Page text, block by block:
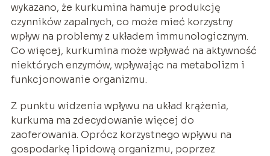
wykazano, że kurkumina hamuje produkcję
czynników zapalnych, co może mieć korzystny
wpływ na problemy z układem immunologicznym.
Co więcej, kurkumina może wpływać na aktywność
niektórych enzymów, wpływając na metabolizm i
funkcjonowanie organizmu.
Z punktu widzenia wpływu na układ krążenia,
kurkuma ma zdecydowanie więcej do
zaoferowania. Oprócz korzystnego wpływu na
gospodarkę lipidową organizmu, poprzez